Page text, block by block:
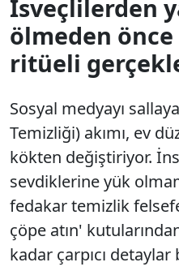
İsveçlilerden
ölmeden
ritüeli
Sosyal medyayı
Temizliği) akımı, ev
kökten değiştiriyor.
sevdiklerine yük
fedakar temizlik
çöpe atın'
kadar çarpıcı detaylar